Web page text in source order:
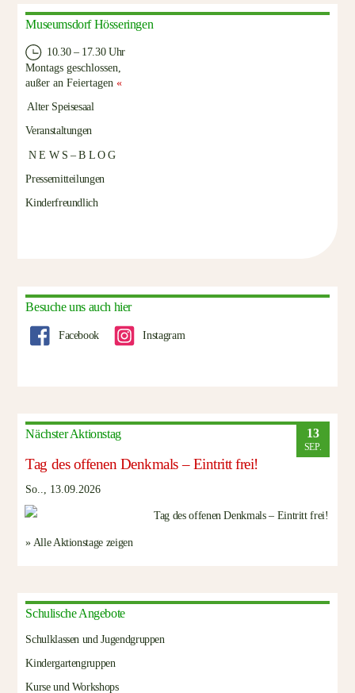
Museumsdorf Hösseringen
10.30 – 17.30 Uhr
Montags geschlossen,
außer an Feiertagen«
Alter Speisesaal
Veranstaltungen
N E W S – B L O G
Pressemitteilungen
Kinderfreundlich
Besuche uns auch hier
Facebook Instagram
Nächster Aktionstag 13
SEP.
Tag des offenen Denkmals – Eintritt frei!
So.., 13.09.2026
» Alle Aktionstage zeigen
Schulische Angebote
Schulklassen und Jugendgruppen
Kindergartengruppen
Kurse und Workshops